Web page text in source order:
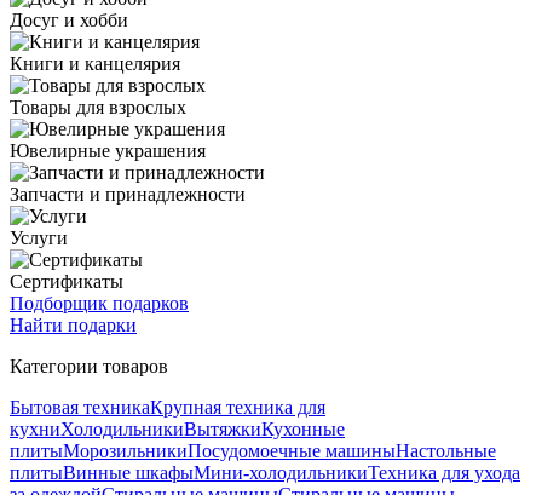
Досуг и хобби
Книги и канцелярия
Товары для взрослых
Ювелирные украшения
Запчасти и принадлежности
Услуги
Сертификаты
Подборщик подарков
Найти подарки
Категории товаров
Бытовая техникаКрупная техника для
кухниХолодильникиВытяжкиКухонные
плитыМорозильникиПосудомоечные машиныНастольные
плитыВинные шкафыМини-холодильникиТехника для ухода